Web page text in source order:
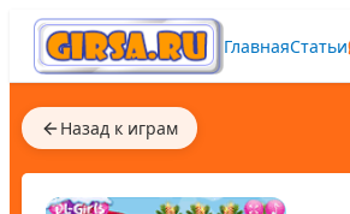
ГлавнаяСтатьи
Назад к играм